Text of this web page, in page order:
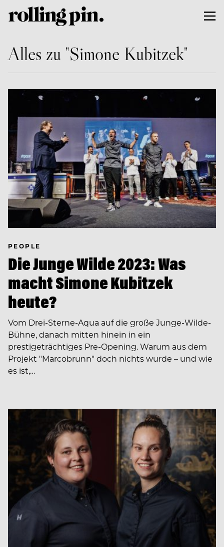
Alles zu "Simone Kubitzek"
PEOPLE
Die Junge Wilde 2023: Was
macht Simone Kubitzek
heute?
Vom Drei-Sterne-Aqua auf die große Junge-Wilde-
Bühne, danach mitten hinein in ein
prestigeträchtiges Pre-Opening. Warum aus dem
Projekt "Marcobrunn" doch nichts wurde – und wie
es ist,…